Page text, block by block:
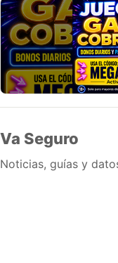
Va Seguro
Noticias, guías y